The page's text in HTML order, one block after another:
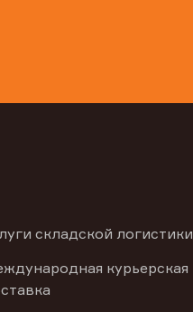
складской логистики
курьерская